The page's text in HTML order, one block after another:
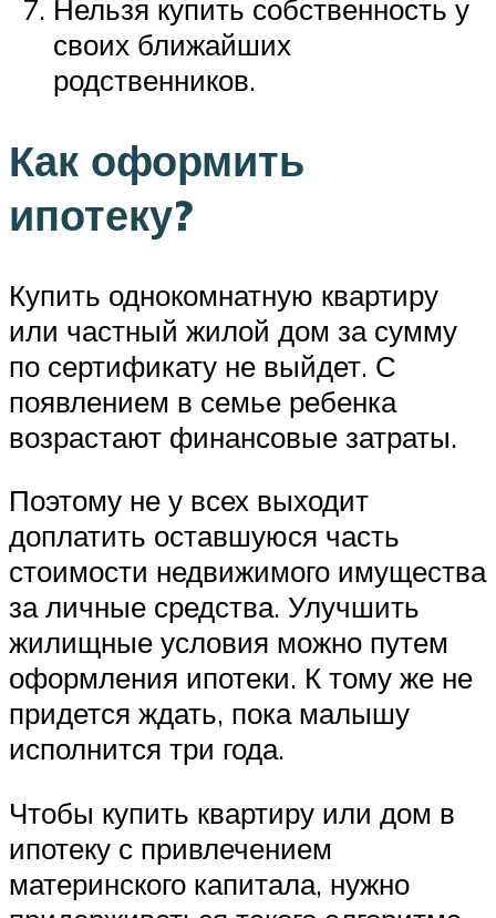
Нельзя купить собственность у
своих ближайших
родственников.
Как оформить
ипотеку?
Купить однокомнатную квартиру
или частный жилой дом за сумму
по сертификату не выйдет. С
появлением в семье ребенка
возрастают финансовые затраты.
Поэтому не у всех выходит
доплатить оставшуюся часть
стоимости недвижимого имущества
за личные средства. Улучшить
жилищные условия можно путем
оформления ипотеки. К тому же не
придется ждать, пока малышу
исполнится три года.
Чтобы купить квартиру или дом в
ипотеку с привлечением
материнского капитала, нужно